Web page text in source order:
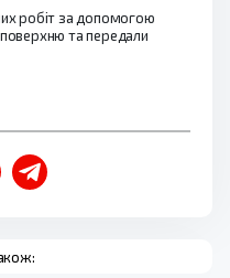
робіт за допомогою
та передали